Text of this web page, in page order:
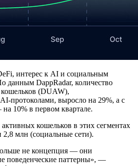
интерес к AI и социальным
данным DappRadar, количество
(DUAW),
протоколами, выросло на 29%, а с
10% в первом квартале.
кошельков в этих сегментах
млн (социальные сети).
не концепция — они
поведенческие паттерны», —